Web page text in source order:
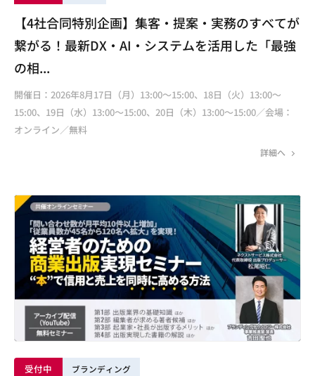
【4社合同特別企画】集客・提案・実務のすべてが
繋がる！最新DX・AI・システムを活用した「最強
の相...
開催日：2026年8月17日（月）13:00～15:00、18日（火）13:00～
15:00、19日（水）13:00～15:00、20日（木）13:00～15:00／会場：
オンライン／無料
詳細へ
受付中 ブランディング